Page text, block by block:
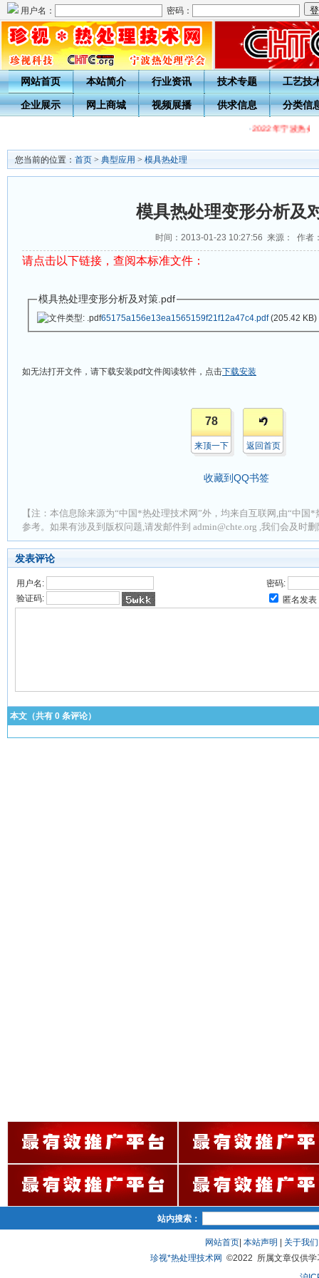
用户名： 密码：
网站首页 本站简介 行业资讯 技术专题 工艺技
企业展示 网上商城 视频展播 供求信息 分类信
·2022年宁波热处
您当前的位置： 首页 > 典型应用 > 模具热处理
模具热处理变形分析及
时间：2013-01-23 10:27:56 来源： 作者
请点击以下链接，查阅本标准文件：
模具热处理变形分析及对策.pdf
65175a156e13ea1565159f21f12a47c4.pdf(205.42 KB)
如无法打开文件，请下载安装pdf文件阅读软件，点击下载安装
78
来顶一下 返回首页
收藏到QQ书签
【注：本信息除来源为“中国*热处理技术网”外，均来自互联网,由“中国
参考。如果有涉及到版权问题,请发邮件到 admin@chte.org ,我们会及时
发表评论
用户名:
密码:
验证码:
匿名发表
本文（共有 0 条评论）
站内搜索：
网站首页| 本站声明 关于我们
珍视*热处理技术网 ©2022 所属文章仅供学